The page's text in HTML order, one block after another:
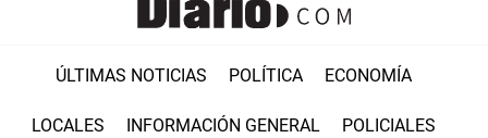
ÚLTIMAS NOTICIAS POLÍTICA ECONOMÍA
LOCALES INFORMACIÓN GENERAL POLICIALES